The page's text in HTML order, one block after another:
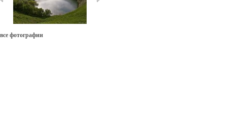
все фотографии